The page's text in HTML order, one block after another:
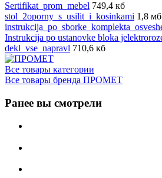
Sertifikat_prom_mebel 749,4 кб
stol_2oporny_s_usilit_i_kosinkami 1,8 мб
Instrukcija po ustanovke bloka
dekl_vse_napravl 710,6 кб
Все товары категории
Все товары бренда ПРОМЕТ
Ранее вы смотрели